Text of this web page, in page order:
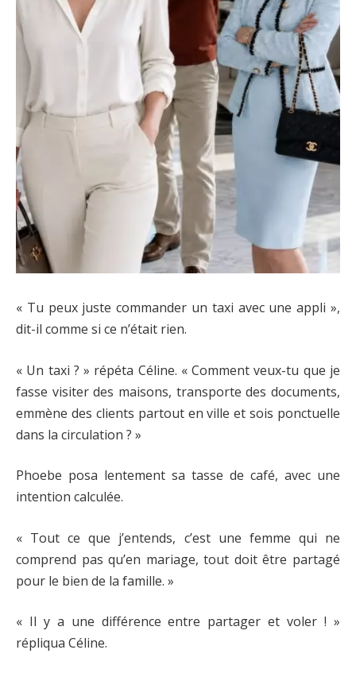
« Tu peux juste commander un taxi avec une appli »,
dit-il comme si ce n’était rien.
« Un taxi ? » répéta Céline. « Comment veux-tu que je
fasse visiter des maisons, transporte des documents,
emmène des clients partout en ville et sois ponctuelle
dans la circulation ? »
Phoebe posa lentement sa tasse de café, avec une
intention calculée.
« Tout ce que j’entends, c’est une femme qui ne
comprend pas qu’en mariage, tout doit être partagé
pour le bien de la famille. »
« Il y a une différence entre partager et voler ! »
répliqua Céline.